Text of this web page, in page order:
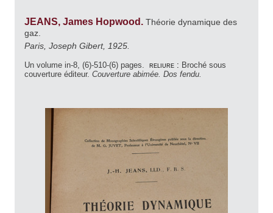
JEANS, James Hopwood. Théorie dynamique des
gaz.
Paris, Joseph Gibert, 1925.
Un volume in-8, (6)-510-(6) pages. reliure : Broché sous
couverture éditeur. Couverture abimée. Dos fendu.